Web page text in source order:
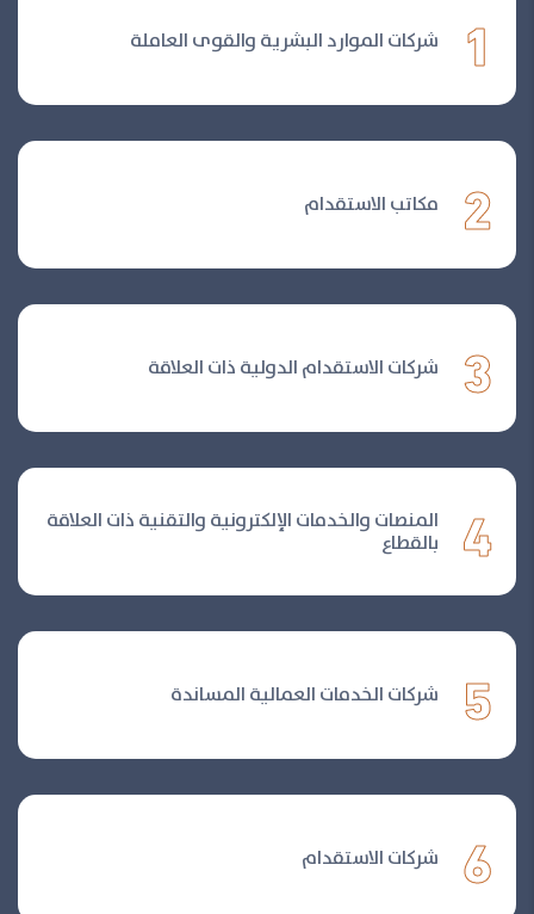
1 شركات الموارد البشرية والقوى العاملة
2 مكاتب الاستقدام
3 شركات الاستقدام الدولية ذات العلاقة
4 المنصات والخدمات الإلكترونية والتقنية ذات العلاقة
بالقطاع
5 شركات الخدمات العمالية المساندة
6 شركات الاستقدام